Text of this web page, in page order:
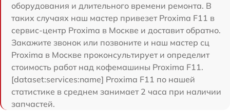
оборудования и длительного времени ремонта. В
таких случаях наш мастер привезет Proxima F11 в
сервис-центр Proxima в Москве и доставит обратно.
Закажите звонок или позвоните и наш мастер сц
Proxima в Москве проконсультирует и определит
стоимость работ над кофемашины Proxima F11.
[dataset:services:name] Proxima F11 по нашей
статистике в среднем занимает 2 часа при наличии
запчастей.